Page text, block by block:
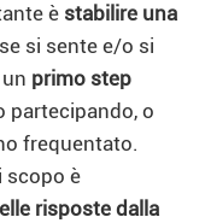
è stabilire una
si sente e/o si
primo step
partecipando, o
frequentato.
scopo è
risposte dalla